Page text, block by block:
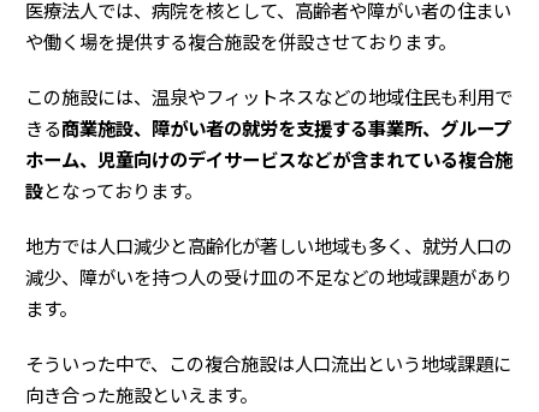
医療法人では、病院を核として、高齢者や障がい者の住まい
や働く場を提供する複合施設を併設させております。
この施設には、温泉やフィットネスなどの地域住民も利用で
きる商業施設、障がい者の就労を支援する事業所、グループ
ホーム、児童向けのデイサービスなどが含まれている複合施
設となっております。
地方では人口減少と高齢化が著しい地域も多く、就労人口の
減少、障がいを持つ人の受け皿の不足などの地域課題があり
ます。
そういった中で、この複合施設は人口流出という地域課題に
向き合った施設といえます。